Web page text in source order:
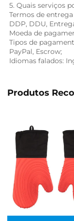
5. Quais serviços
Termos de entrega
DDP, DDU,
Moeda de
Tipos de
PayPal, Escrow;
Idiomas falados:
Produtos